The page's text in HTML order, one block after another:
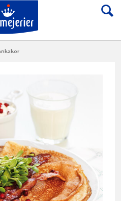
Till Norrmejerier